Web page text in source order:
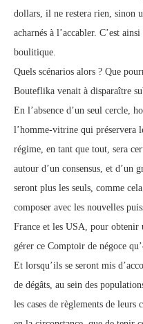
dollars, il ne restera rien, sinon
acharnés à l’accabler. C’est
boulitique.
Quels scénarios alors ? Que
Bouteflika venait à disparaître
En l’absence d’un seul cercle,
l’homme-vitrine qui préservera
régime, en tant que tout, sera
autour d’un consensus, et d’un
seront plus les seuls, comme
composer avec les nouvelles
France et les USA, pour obtenir
gérer ce Comptoir de négoce
Et lorsqu’ils se seront mis
de dégâts, au sein des
les cases de règlements de leurs